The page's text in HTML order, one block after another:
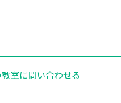
教室に問い合わせる